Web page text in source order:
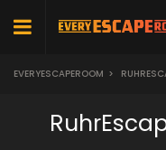
EVERYESCAPEROOM >